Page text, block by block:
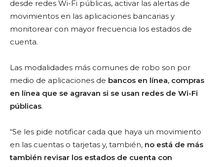
desde redes Wi-Fi públicas, activar las alertas de
movimientos en las aplicaciones bancarias y
monitorear con mayor frecuencia los estados de
cuenta.
Las modalidades más comunes de robo son por
medio de aplicaciones de bancos en línea, compras
en línea que se agravan si se usan redes de Wi-Fi
públicas.
“Se les pide notificar cada que haya un movimiento
en las cuentas o tarjetas y, también, no está de más
también revisar los estados de cuenta con